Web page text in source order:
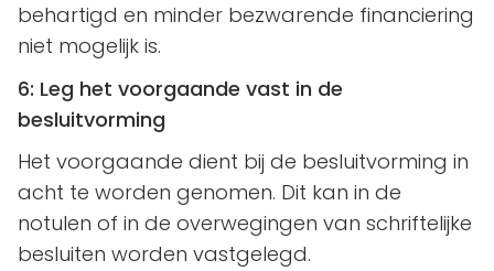
behartigd en minder bezwarende financiering
niet mogelijk is.
6: Leg het voorgaande vast in de
besluitvorming
Het voorgaande dient bij de besluitvorming in
acht te worden genomen. Dit kan in de
notulen of in de overwegingen van schriftelijke
besluiten worden vastgelegd.